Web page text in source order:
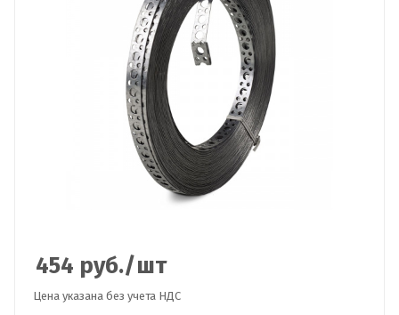
454 руб./шт
Цена указана без учета НДС